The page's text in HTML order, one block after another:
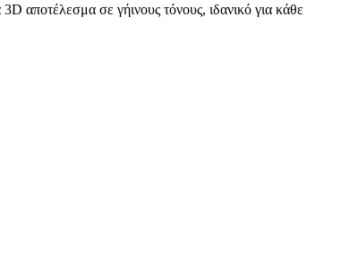
αποτέλεσμα σε γήινους τόνους, ιδανικό για κάθε